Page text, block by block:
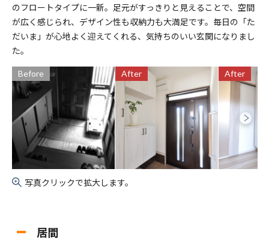
のフロートタイプに一新。足元がすっきりと見えることで、空間
が広く感じられ、デザイン性も収納力も大満足です。毎日の「た
だいま」が心地よく迎えてくれる、気持ちのいい玄関になりまし
た。
Before After After
写真クリックで拡大します。
居間